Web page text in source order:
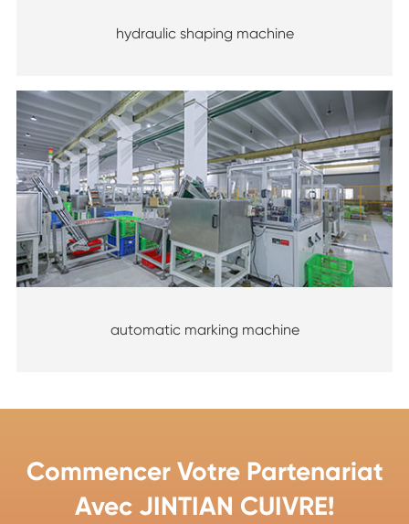
hydraulic shaping machine
automatic marking machine
Commencer Votre Partenariat
Avec JINTIAN CUIVRE!